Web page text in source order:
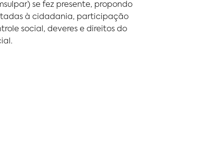
se fez presente, propondo
à cidadania, participação
social, deveres e direitos do